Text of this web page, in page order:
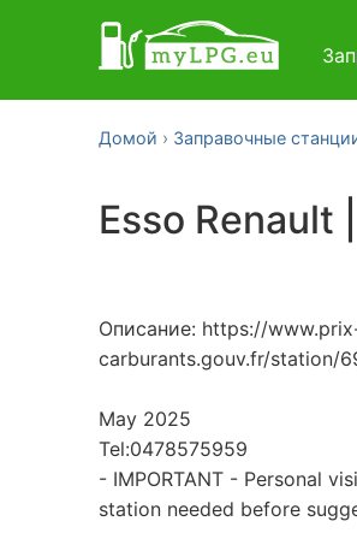
Домой Заправочные
Esso Renault
Описание: https://
carburants.gouv.fr/station/
May 2025
Tel:0478575959
- IMPORTANT - Personal
station needed before